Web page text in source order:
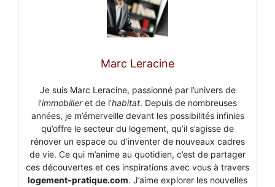
Marc Leracine
Je suis Marc Leracine, passionné par l’univers de
l’immobilieret de l’habitat. Depuis de nombreuses
années, je m’émerveille devant les possibilités infinies
qu’offre le secteur du logement, qu’il s’agisse de
rénover un espace ou d’inventer de nouveaux cadres
de vie. Ce qui m’anime au quotidien, c’est de partager
ces découvertes et ces inspirations avec vous à travers
logement-pratique.com. J’aime explorer les nouvelles